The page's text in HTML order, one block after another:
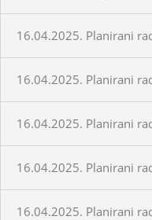
16.04.2025. Planirani
16.04.2025. Planirani
16.04.2025. Planirani
16.04.2025. Planirani
16.04.2025. Planirani